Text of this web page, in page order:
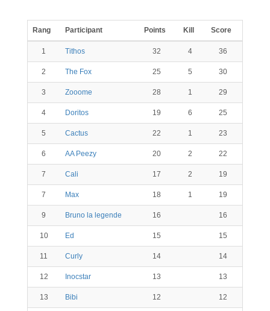
Rang Participant Points Kill Score
1 Tithos 32 4 36
2 The Fox 25 5 30
3 Zooome 28 1 29
4 Doritos 19 6 25
5 Cactus 22 1 23
6 AA Peezy 20 2 22
7 Cali 17 2 19
7 Max 18 1 19
9 Bruno la legende 16 16
10 Ed 15 15
11 Curly 14 14
12 Inocstar 13 13
13 Bibi 12 12